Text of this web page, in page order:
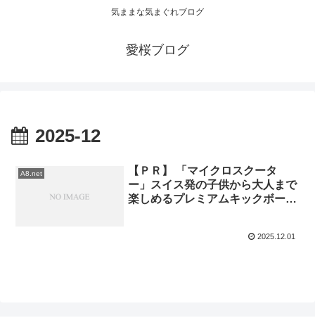
気ままな気まぐれブログ
愛桜ブログ
2025-12
A8.net
【ＰＲ】 「マイクロスクータ
ー」スイス発の子供から大人まで
楽しめるプレミアムキックボード
2025.12.01